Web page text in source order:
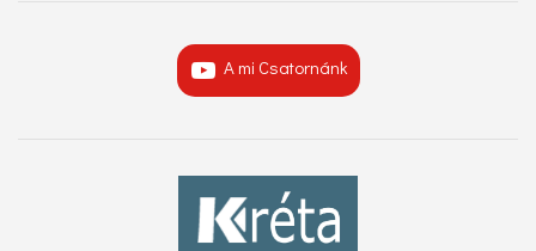
A mi Csatornánk